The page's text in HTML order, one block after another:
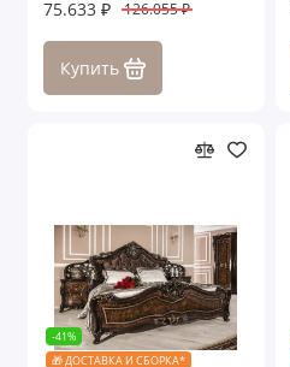
75.633 ₽ 126.055 ₽
Купить
-41%
🎁 ДОСТАВКА И СБОРКА*